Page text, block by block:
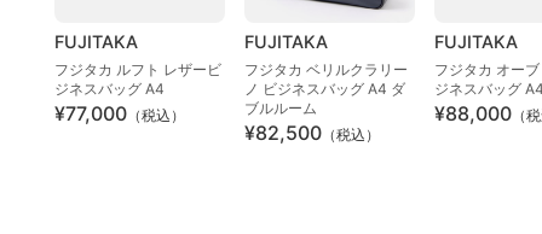
FUJITAKA
フジタカ ルフト レザービ
ジネスバッグ A4
¥77,000 （税込）
FUJITAKA
フジタカ ベリルクラリー
ノ ビジネスバッグ A4 ダ
ブルルーム
¥82,500 （税込）
FUJITAKA
フジタカ オー
ジネスバッグ
¥88,000 （